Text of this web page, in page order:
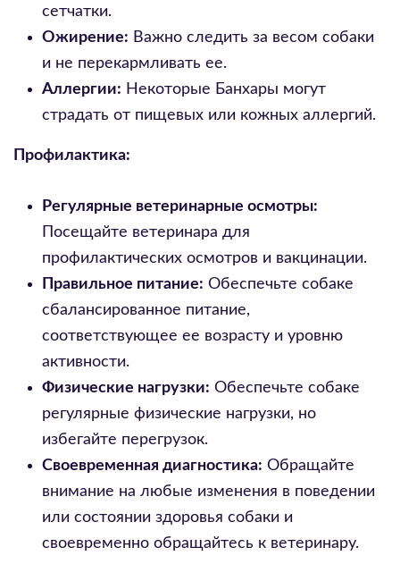
сетчатки.
Ожирение: Важно следить за весом собаки
и не перекармливать ее.
Аллергии: Некоторые Банхары могут
страдать от пищевых или кожных аллергий.
Профилактика:
Регулярные ветеринарные осмотры:
Посещайте ветеринара для
профилактических осмотров и вакцинации.
Правильное питание: Обеспечьте собаке
сбалансированное питание,
соответствующее ее возрасту и уровню
активности.
Физические нагрузки: Обеспечьте собаке
регулярные физические нагрузки, но
избегайте перегрузок.
Своевременная диагностика: Обращайте
внимание на любые изменения в поведении
или состоянии здоровья собаки и
своевременно обращайтесь к ветеринару.